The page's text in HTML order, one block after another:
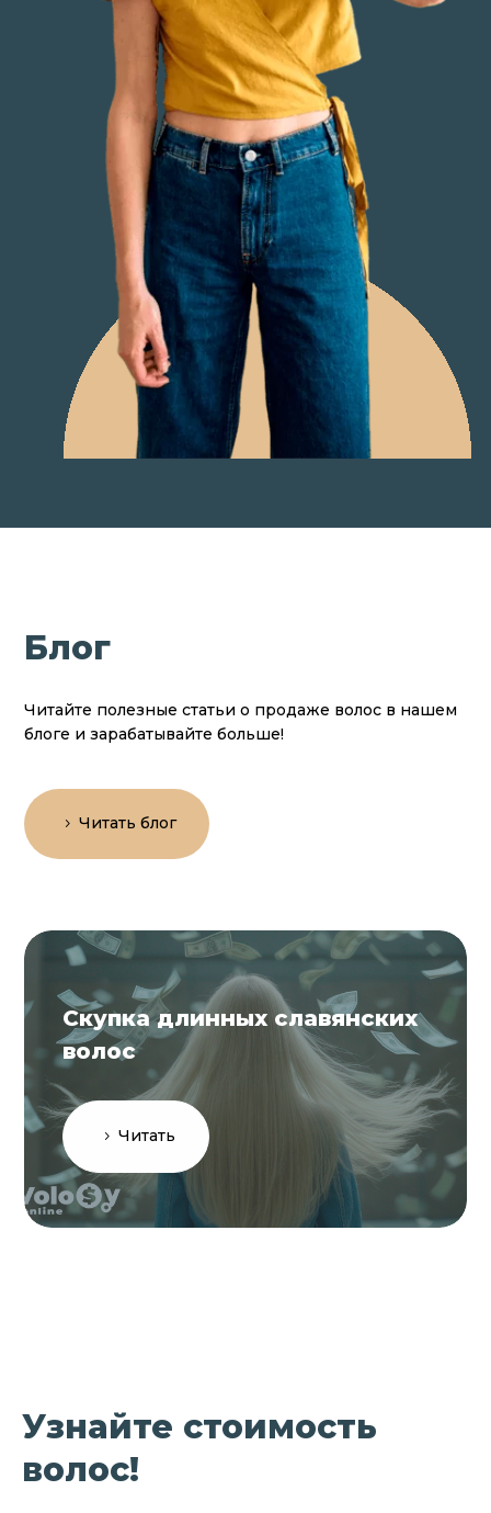
Блог
Читайте полезные статьи о продаже волос в нашем
блоге и зарабатывайте больше!
Читать блог
Скупка длинных славянских
волос
Читать
Узнайте стоимость
волос!